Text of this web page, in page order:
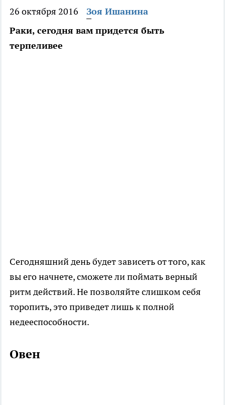
26 октября 2016
Зоя Ишанина
Раки, сегодня вам придется быть
терпеливее
Сегодняшний день будет зависеть от того, как
вы его начнете, сможете ли поймать верный
ритм действий. Не позволяйте слишком себя
торопить, это приведет лишь к полной
недееспособности.
Овен